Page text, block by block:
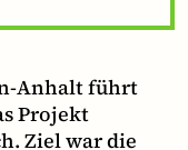
Anhalt führt
Projekt
Ziel war die